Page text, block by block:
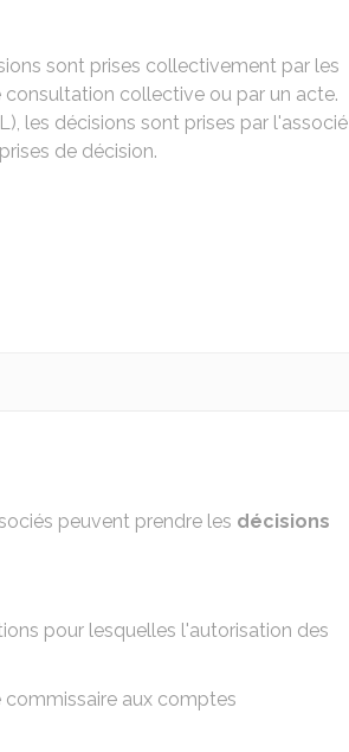
sont prises collectivement par les
consultation collective ou par un acte.
), les décisions sont prises par l'associé
de décision.
peuvent prendre les décisions
pour lesquelles l'autorisation des
commissaire aux comptes